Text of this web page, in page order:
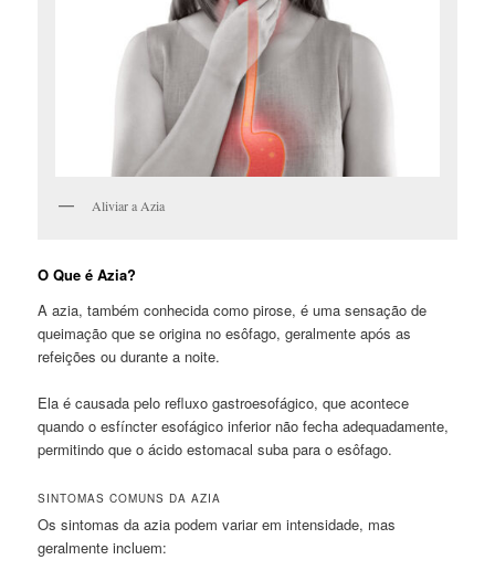
Aliviar a Azia
O Que é Azia?
A azia, também conhecida como pirose, é uma sensação de
queimação que se origina no esôfago, geralmente após as
refeições ou durante a noite.
Ela é causada pelo refluxo gastroesofágico, que acontece
quando o esfíncter esofágico inferior não fecha adequadamente,
permitindo que o ácido estomacal suba para o esôfago.
SINTOMAS COMUNS DA AZIA
Os sintomas da azia podem variar em intensidade, mas
geralmente incluem: